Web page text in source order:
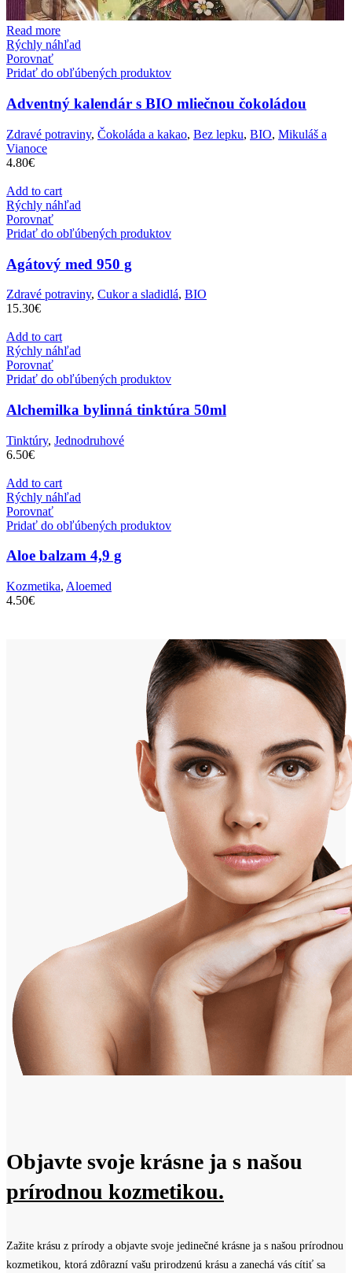
Read more
Rýchly náhľad
Porovnať
Pridať do obľúbených produktov
Adventný kalendár s BIO mliečnou čokoládou
Zdravé potraviny, Čokoláda a kakao, Bez lepku, BIO, Mikuláš a
Vianoce
4.80€
Add to cart
Rýchly náhľad
Porovnať
Pridať do obľúbených produktov
Agátový med 950 g
Zdravé potraviny, Cukor a sladidlá, BIO
15.30€
Add to cart
Rýchly náhľad
Porovnať
Pridať do obľúbených produktov
Alchemilka bylinná tinktúra 50ml
Tinktúry, Jednodruhové
6.50€
Add to cart
Rýchly náhľad
Porovnať
Pridať do obľúbených produktov
Aloe balzam 4,9 g
Kozmetika, Aloemed
4.50€
Objavte svoje krásne ja s našou
prírodnou kozmetikou.
Zažite krásu z prírody a objavte svoje jedinečné krásne ja s našou prírodnou
kozmetikou, ktorá zdôrazní vašu prirodzenú krásu a zanechá vás cítiť sa